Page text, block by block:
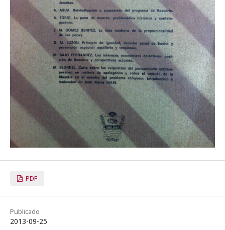
PDF
Publicado
2013-09-25